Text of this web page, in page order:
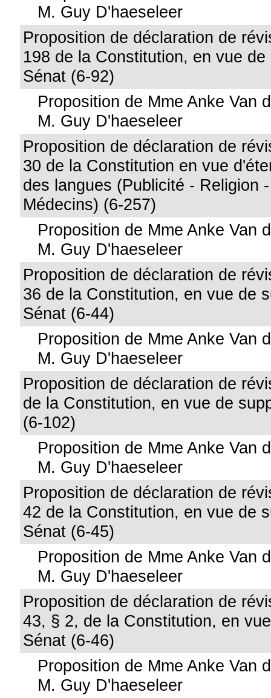
M. Guy D'haeseleer
Proposition de déclaration de
198 de la Constitution, en vue de
Sénat (6-92)
Proposition de Mme Anke Van
M. Guy D'haeseleer
Proposition de déclaration de
30 de la Constitution en vue
des langues (Publicité - Religion
Médecins) (6-257)
Proposition de Mme Anke Van
M. Guy D'haeseleer
Proposition de déclaration de
36 de la Constitution, en vue de
Sénat (6-44)
Proposition de Mme Anke Van
M. Guy D'haeseleer
Proposition de déclaration de
de la Constitution, en vue de
(6-102)
Proposition de Mme Anke Van
M. Guy D'haeseleer
Proposition de déclaration de
42 de la Constitution, en vue de
Sénat (6-45)
Proposition de Mme Anke Van
M. Guy D'haeseleer
Proposition de déclaration de
43, § 2, de la Constitution, en
Sénat (6-46)
Proposition de Mme Anke Van
M. Guy D'haeseleer